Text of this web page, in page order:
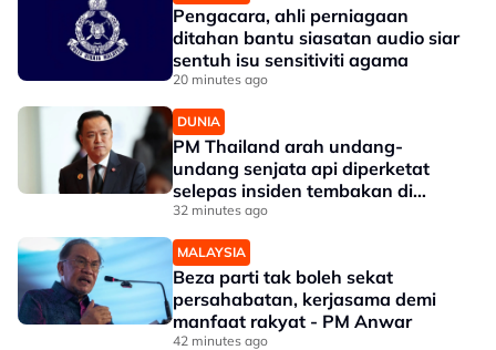
Pengacara, ahli perniagaan
ditahan bantu siasatan audio siar
sentuh isu sensitiviti agama
20 minutes ago
DUNIA
PM Thailand arah undang-
undang senjata api diperketat
selepas insiden tembakan di
sekolah
32 minutes ago
MALAYSIA
Beza parti tak boleh sekat
persahabatan, kerjasama demi
manfaat rakyat - PM Anwar
42 minutes ago